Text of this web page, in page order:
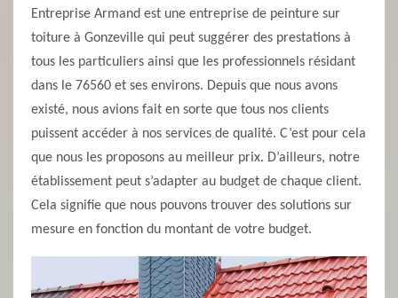
Entreprise Armand est une entreprise de peinture sur
toiture à Gonzeville qui peut suggérer des prestations à
tous les particuliers ainsi que les professionnels résidant
dans le 76560 et ses environs. Depuis que nous avons
existé, nous avions fait en sorte que tous nos clients
puissent accéder à nos services de qualité. C’est pour cela
que nous les proposons au meilleur prix. D’ailleurs, notre
établissement peut s’adapter au budget de chaque client.
Cela signifie que nous pouvons trouver des solutions sur
mesure en fonction du montant de votre budget.